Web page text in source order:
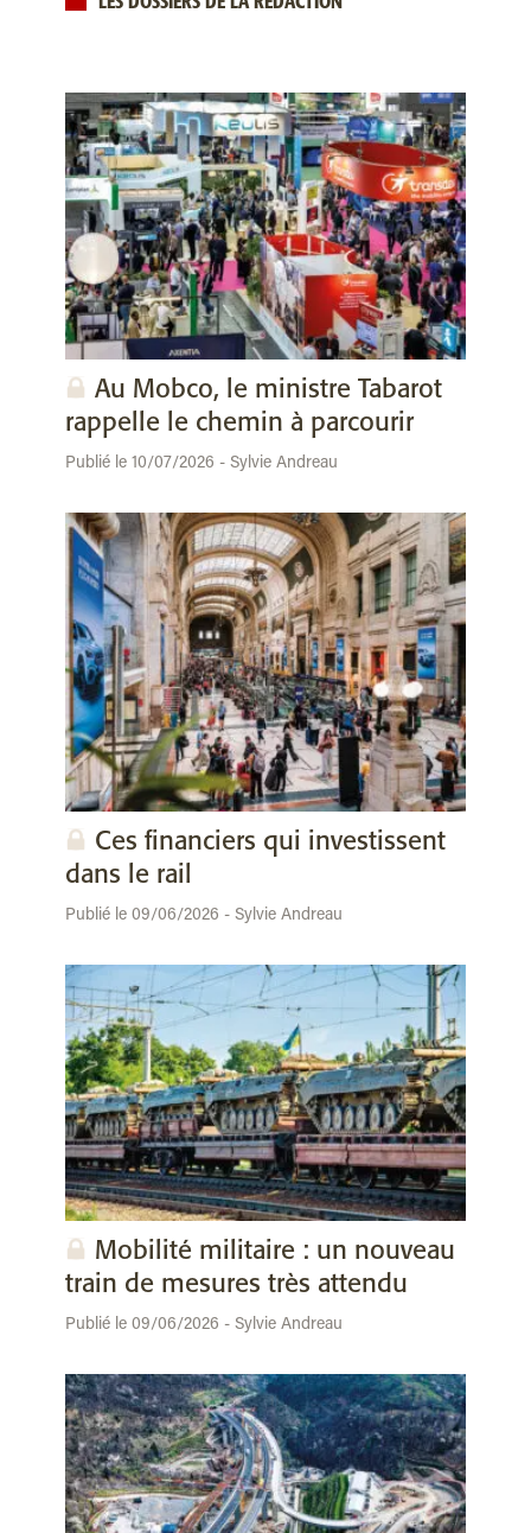
Au Mobco, le ministre Tabarot
rappelle le chemin à parcourir
Publié le 10/07/2026 - Sylvie Andreau
Ces financiers qui investissent
dans le rail
Publié le 09/06/2026 - Sylvie Andreau
Mobilité militaire : un nouveau
train de mesures très attendu
Publié le 09/06/2026 - Sylvie Andreau